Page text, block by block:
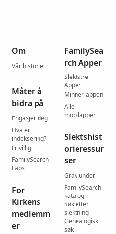
Om
Vår historie
Måter å
bidra på
Engasjer deg
Hva er
indeksering?
Frivillig
FamilySearch
Labs
For
Kirkens
medlemm
er
FamilySea
rch Apper
Slektstre
Apper
Minner-appen
Alle
mobilapper
Slektshist
orieressur
ser
Gravlunder
FamilySearch-
katalog
Søk etter
slektning
Genealogisk
søk